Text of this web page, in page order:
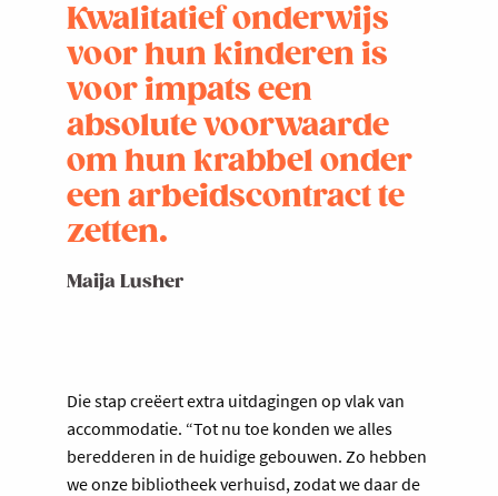
Kwalitatief onderwijs
voor hun kinderen is
voor impats een
absolute voorwaarde
om hun krabbel onder
een arbeidscontract te
zetten.
Maija Lusher
Die stap creëert extra uitdagingen op vlak van
accommodatie. “Tot nu toe konden we alles
beredderen in de huidige gebouwen. Zo hebben
we onze bibliotheek verhuisd, zodat we daar de